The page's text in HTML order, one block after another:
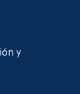
y